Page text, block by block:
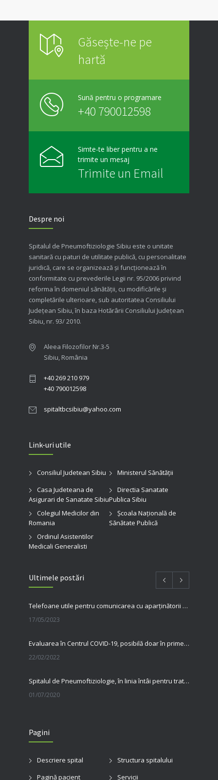
Găsește-ne pe
hartă
Sună pentru o programare
+40 790012598
Simte-te liber pentru a ne
trimite un mesaj
Trimite un Email
Despre noi
Spitalul de Pneumoftiziologie Sibiu este o unitate
sanitară cu paturi de utilitate publică, cu personalitate
juridică, care se organizează şi funcţionează în
conformitate cu prevederile Legii nr. 95/2006 privind
reforma în domeniul sănătăţii, cu modificările şi
completările ulterioare, sub autoritatea Consiliului
Judeţean Sibiu, în baza Hotărârii Consiliului Judeţean
Sibiu, nr. 93/ 2010.
Aleea Filozofilor Nr.3-5
Sibiu, România
+40 269 210 979
+40 790012598
spitaltbcsibiu@yahoo.com
Link-uri utile
Consiliul Judetean Sibiu
Ministerul Sănătății
Casa Judeteana de
Asigurari de Sanatate Sibiu
Directia Sanatate
Publica Sibiu
Colegiul Medicilor din
Romania
Şcoala Naţională de
Sănătate Publică
Ordinul Asistentilor
Medicali Generalisti
Ultimele postări
Telefoane utile pentru comunicarea cu aparținătorii pacienților internați în spitalul nostru
17/05/2023
Evaluarea în Centrul COVID-19, posibilă doar în primele 5 zile de la pozitivare
22/02/2022
Spitalul de Pneumoftiziologie, în linia întâi pentru tratarea pacienților cu Covid
01/07/2020
23/06/2020
Pagini
Descriere spital
Structura spitalului
Pagină pacient
Servicii